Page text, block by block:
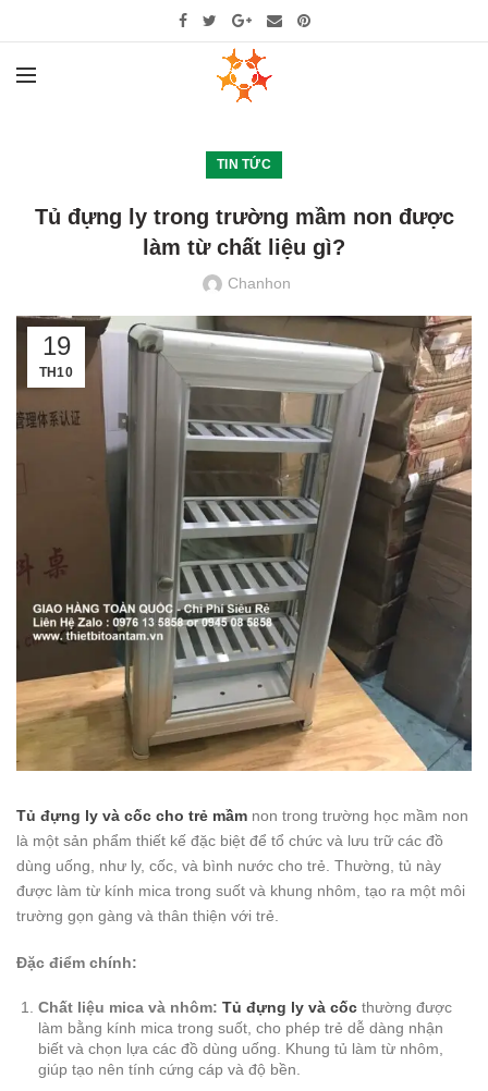
TIN TỨC
Tủ đựng ly trong trường mầm non được
làm từ chất liệu gì?
Chanhon
19
TH10
Tủ đựng ly và cốc cho trẻ mầm non trong trường học mầm non
là một sản phẩm thiết kế đặc biệt để tổ chức và lưu trữ các đồ
dùng uống, như ly, cốc, và bình nước cho trẻ. Thường, tủ này
được làm từ kính mica trong suốt và khung nhôm, tạo ra một môi
trường gọn gàng và thân thiện với trẻ.
Đặc điểm chính:
Chất liệu mica và nhôm: Tủ đựng ly và cốc thường được
làm bằng kính mica trong suốt, cho phép trẻ dễ dàng nhận
biết và chọn lựa các đồ dùng uống. Khung tủ làm từ nhôm,
giúp tạo nên tính cứng cáp và độ bền.